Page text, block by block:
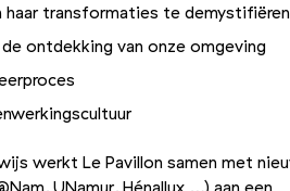
haar transformaties te demystifiëren
ontdekking van onze omgeving
werkt Le Pavillon samen met